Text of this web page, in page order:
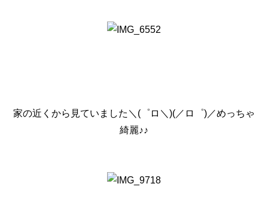
家の近くから見ていました＼(゜ロ＼)(／ロ゜)／めっちゃ
綺麗♪♪